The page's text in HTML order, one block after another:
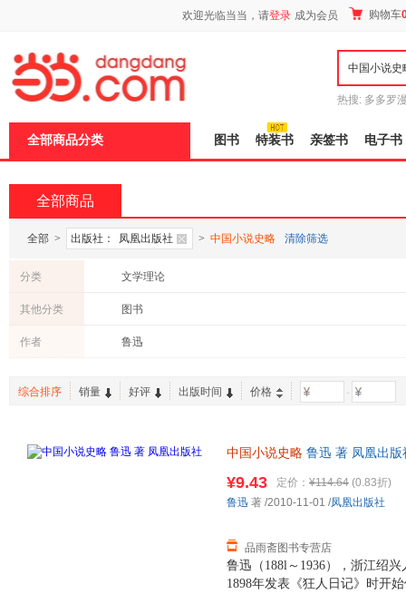
欢迎光临当当，请登录 成为会员 购物车
热搜: 多多罗
全部商品分类 图书 特装书 亲签书 电子书
全部商品
全部 > 出版社： 凤凰出版社 > 中国小说史略 清除筛选
分类 文学理论
其他分类 图书
作者 鲁迅
综合排序 销量 好评 出版时间 价格 -
中国小说史略 鲁迅 著 凤凰出
鲁迅（188l～1936），浙江绍
1898年发表《狂人日记》时开
¥9.43 定价： ¥114.64 (0.83折)
品雨斋图书专营店
鲁迅 著 /2010-11-01 /凤凰出版社
页
加